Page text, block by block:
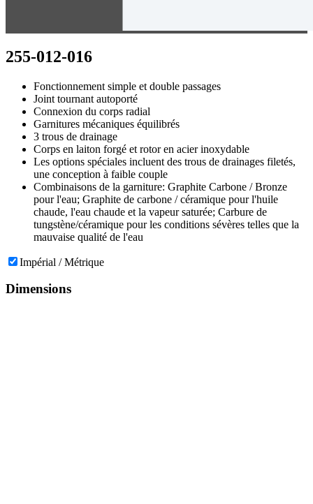
255-012-016
Fonctionnement simple et double passages
Joint tournant autoporté
Connexion du corps radial
Garnitures mécaniques équilibrés
3 trous de drainage
Corps en laiton forgé et rotor en acier inoxydable
Les options spéciales incluent des trous de drainages filetés,
une conception à faible couple
Combinaisons de la garniture: Graphite Carbone / Bronze
pour l'eau; Graphite de carbone / céramique pour l'huile
chaude, l'eau chaude et la vapeur saturée; Carbure de
tungstène/céramique pour les conditions sévères telles que la
mauvaise qualité de l'eau
Impérial / Métrique
Dimensions